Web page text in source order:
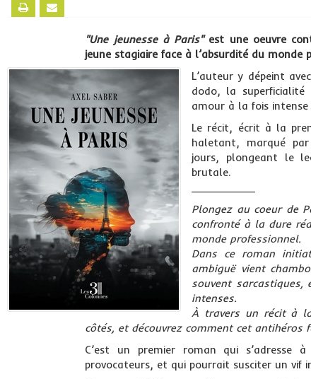
"Une jeunesse à Paris"est une oeuvre
jeune stagiaire face à l’absurdité du monde
L’auteur y dépeint
dodo, la superficialité
amour à la fois
Le récit, écrit à la
haletant, marqué
jours, plongeant le
brutale.
Plongez au coeur de
confronté à la dure
monde professionnel.
Dans ce roman
ambiguë vient
souvent sarcastiques,
intenses.
À travers un récit à
côtés, et découvrez comment cet antihéros
C’est un premier roman qui
provocateurs, et qui pourrait susciter un vif